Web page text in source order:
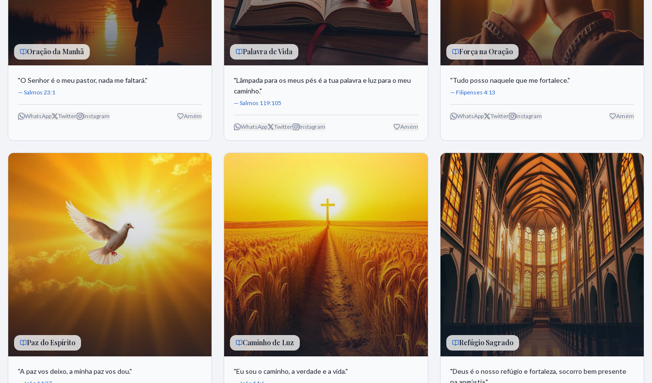
Oração da Manhã
"O Senhor é o meu pastor, nada me faltará."
— Salmos 23:1
WhatsApp Twitter Instagram Amém
Palavra de Vida
"Lâmpada para os meus pés é a tua palavra e luz para o meu
caminho."
—Salmos 119:105
WhatsApp Twitter Instagram Amém
Força na Oração
"Tudo posso naquele que me fortalece."
— Filipenses 4:13
WhatsApp Twitter Instagram Amém
Paz do Espírito
"A paz vos deixo, a minha paz vos dou."
Caminho de Luz
"Eu sou o caminho, a verdade e a vida."
Refúgio Sagrado
"Deus é o nosso refúgio e fortaleza, socorro bem presente